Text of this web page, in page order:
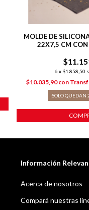
MOLDE DE
22X7,5 CM CON
6 x $1.858,50
$10.035,90con
¡SOLO QUEDAN
Información
Acerca de nosotros
Compará nuestras